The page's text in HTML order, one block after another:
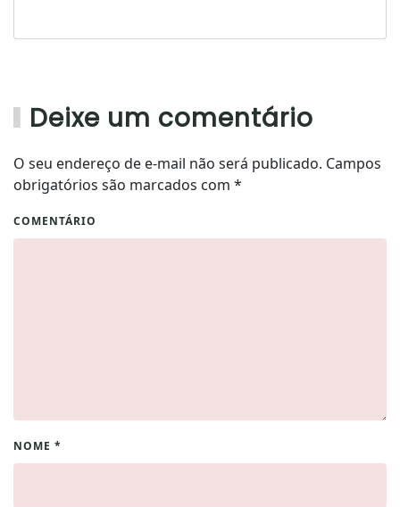
Deixe um comentário
O seu endereço de e-mail não será publicado. Campos
obrigatórios são marcados com *
COMENTÁRIO
NOME *